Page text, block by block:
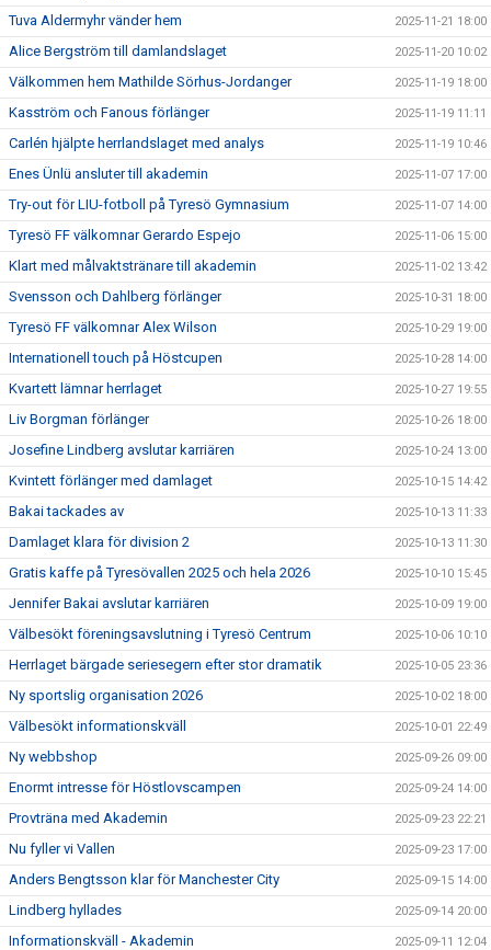
Tuva Aldermyhr vänder hem 2025-11-21 18:00
Alice Bergström till damlandslaget 2025-11-20 10:02
Välkommen hem Mathilde Sörhus-Jordanger 2025-11-19 18:00
Kasström och Fanous förlänger 2025-11-19 11:11
Carlén hjälpte herrlandslaget med analys 2025-11-19 10:46
Enes Ünlü ansluter till akademin 2025-11-07 17:00
Try-out för LIU-fotboll på Tyresö Gymnasium 2025-11-07 14:00
Tyresö FF välkomnar Gerardo Espejo 2025-11-06 15:00
Klart med målvaktstränare till akademin 2025-11-02 13:42
Svensson och Dahlberg förlänger 2025-10-31 18:00
Tyresö FF välkomnar Alex Wilson 2025-10-29 19:00
Internationell touch på Höstcupen 2025-10-28 14:00
Kvartett lämnar herrlaget 2025-10-27 19:55
Liv Borgman förlänger 2025-10-26 18:00
Josefine Lindberg avslutar karriären 2025-10-24 13:00
Kvintett förlänger med damlaget 2025-10-15 14:42
Bakai tackades av 2025-10-13 11:33
Damlaget klara för division 2 2025-10-13 11:30
Gratis kaffe på Tyresövallen 2025 och hela 2026 2025-10-10 15:45
Jennifer Bakai avslutar karriären 2025-10-09 19:00
Välbesökt föreningsavslutning i Tyresö Centrum 2025-10-06 10:10
Herrlaget bärgade seriesegern efter stor dramatik 2025-10-05 23:36
Ny sportslig organisation 2026 2025-10-02 18:00
Välbesökt informationskväll 2025-10-01 22:49
Ny webbshop 2025-09-26 09:00
Enormt intresse för Höstlovscampen 2025-09-24 14:00
Provträna med Akademin 2025-09-23 22:21
Nu fyller vi Vallen 2025-09-23 17:00
Anders Bengtsson klar för Manchester City 2025-09-15 14:00
Lindberg hyllades 2025-09-14 20:00
Informationskväll - Akademin 2025-09-11 12:04